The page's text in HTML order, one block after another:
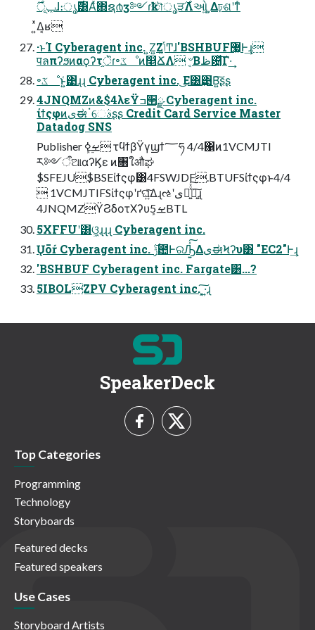
ݕূ࣌ɺ։ൃ࣌͸Αͯ͘΋ຊ൪ӡ༻ɾҟৗൃੜ࣌Λઓ͍͵͚Δঢ়ଶʹͳͬ
͍ͯΔ͔ʁ
·ͱΊ Cyberagent inc. ͍Ζ͍Ζݴ͚ͬͨͲɺ'BSHBUF޷͖Ͱ͢ɻ
पลπʔϧͷαϙʔτ֦ॆɾ৽ػೳͷ௥ՃΛ ৺͔Βظ଴͓ͯ͠Γ·͢
৽ػೳͱ͍͑͹ɻɻ Cyberagent inc. ͜Ε͸͢͹Β͍͠ʂʂ
4JNQMZͷ&$4λεΫߏ੒ྫ Cyberagent inc.
ίϯςφͷىಈॱେࣄʂʂ Credit Card Service Master
Datadog SNS
Publisher ܾࡁ࣮ߦ τϥϯβΫγϣϯ؅ཧ 4/4΁ͷ1VCMJTI
ར༻ऀଆαʔϏε ͷ৘ใऔಘ
$SFEJU$BSEίϯςφ͸4FSWJDF.BTUFSίϯςφͱ4/4
 1VCMJTIFSίϯςφʹґଘ͍ͯ͠Δɻઌʹىಈ͍ͯͯ͠ཉ͍͠ɻ
4JNQMZΫϨδοτΧʔυܾࡁ5BTL
5XFFUʹ͸ଓ͖͕ɻɻɻ Cyberagent inc.
Ųōŕ Cyberagent inc. ݱ࣌఺ͰରԠ͍ͯ͠ΔىಈϞʔυ͸ "EC2"Ͱ͢ɻ
'BSHBUF Cyberagent inc. Fargate͸...?
5IBOLZPV Cyberagent inc. ͓͠·͍ɻ
SpeakerDeck
Top Categories
Programming
Technology
Storyboards
Featured decks
Featured speakers
Use Cases
Storyboard Artists